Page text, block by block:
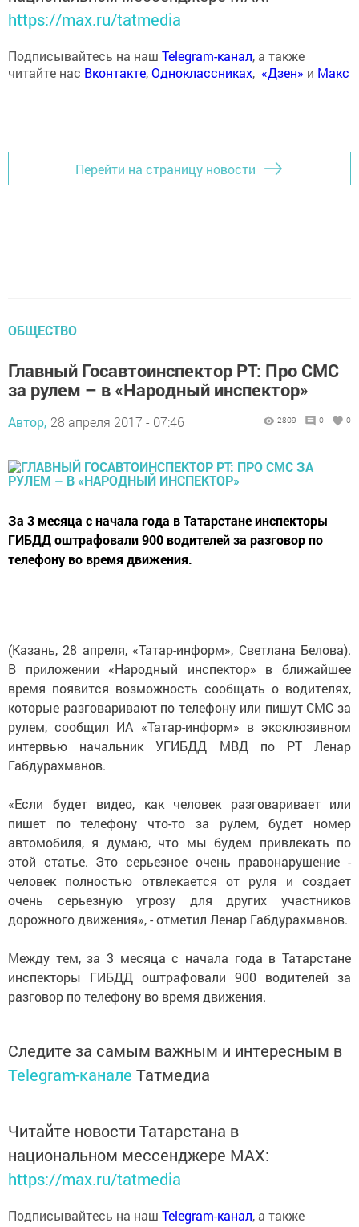
https://max.ru/tatmedia
Подписывайтесь на наш Telegram-канал, а также
читайте нас Вконтакте,Одноклассниках, «Дзен» и Макс
Перейти на страницу новости
ОБЩЕСТВО
Главный Госавтоинспектор РТ: Про СМС
за рулем – в «Народный инспектор»
Автор, 28 апреля 2017 - 07:46 2809 0 0
За 3 месяца с начала года в Татарстане инспекторы
ГИБДД оштрафовали 900 водителей за разговор по
телефону во время движения.
(Казань, 28 апреля, «Татар-информ», Светлана Белова).
В приложении «Народный инспектор» в ближайшее
время появится возможность сообщать о водителях,
которые разговаривают по телефону или пишут СМС за
рулем, сообщил ИА «Татар-информ» в эксклюзивном
интервью начальник УГИБДД МВД по РТ Ленар
Габдурахманов.
«Если будет видео, как человек разговаривает или
пишет по телефону что-то за рулем, будет номер
автомобиля, я думаю, что мы будем привлекать по
этой статье. Это серьезное очень правонарушение -
человек полностью отвлекается от руля и создает
очень серьезную угрозу для других участников
дорожного движения», - отметил Ленар Габдурахманов.
Между тем, за 3 месяца с начала года в Татарстане
инспекторы ГИБДД оштрафовали 900 водителей за
разговор по телефону во время движения.
Следите за самым важным и интересным в
Telegram-канале Татмедиа
Читайте новости Татарстана в
национальном мессенджере MАХ:
https://max.ru/tatmedia
Подписывайтесь на наш Telegram-канал, а также